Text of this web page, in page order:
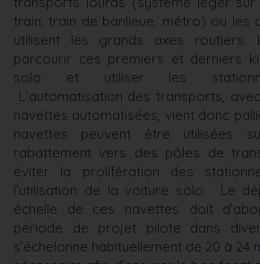
train, train de banlieue, métro) ou les
utilisent les grands axes routiers.
parcourir ces premiers et derniers
solo et utiliser les
L’automatisation des transports,
navettes automatisées, vient donc
navettes peuvent être utilisées
rabattement vers des pôles de
éviter la prolifération des
l’utilisation de la voiture solo. Le
échelle de ces navettes doit
période de projet pilote dans
s’échelonne habituellement de 20 à 24